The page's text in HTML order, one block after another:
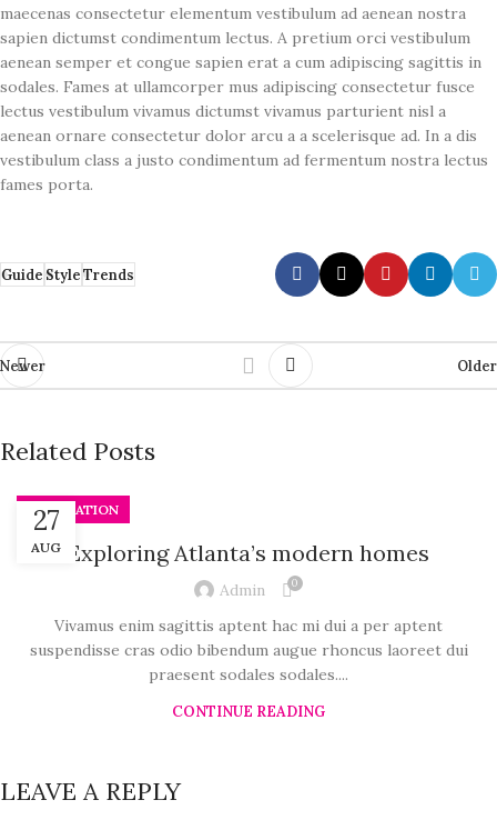
maecenas consectetur elementum vestibulum ad aenean nostra
sapien dictumst condimentum lectus. A pretium orci vestibulum
aenean semper et congue sapien erat a cum adipiscing sagittis in
sodales. Fames at ullamcorper mus adipiscing consectetur fusce
lectus vestibulum vivamus dictumst vivamus parturient nisl a
aenean ornare consectetur dolor arcu a a scelerisque ad. In a dis
vestibulum class a justo condimentum ad fermentum nostra lectus
fames porta.
GuideStyleTrends
Newer Older
Related Posts
27
AUG
DECORATION
Exploring Atlanta’s modern homes
Admin 0
Vivamus enim sagittis aptent hac mi dui a per aptent
suspendisse cras odio bibendum augue rhoncus laoreet dui
praesent sodales sodales....
CONTINUE READING
LEAVE A REPLY